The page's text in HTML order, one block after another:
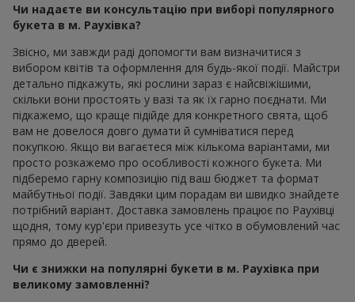
Чи надаєте ви консультацію при виборі популярного
букета в м. Раухівка?
Звісно, ми завжди раді допомогти вам визначитися з
вибором квітів та оформлення для будь-якої події. Майстри
детально підкажуть, які рослини зараз є найсвіжішими,
скільки вони простоять у вазі та як їх гарно поєднати. Ми
підкажемо, що краще підійде для конкретного свята, щоб
вам не довелося довго думати й сумніватися перед
покупкою. Якщо ви вагаєтеся між кількома варіантами, ми
просто розкажемо про особливості кожного букета. Ми
підберемо гарну композицію під ваш бюджет та формат
майбутньої події. Завдяки цим порадам ви швидко знайдете
потрібний варіант. Доставка замовлень працює по Раухівці
щодня, тому кур'єри привезуть усе чітко в обумовлений час
прямо до дверей.
Чи є знижки на популярні букети в м. Раухівка при
великому замовленні?